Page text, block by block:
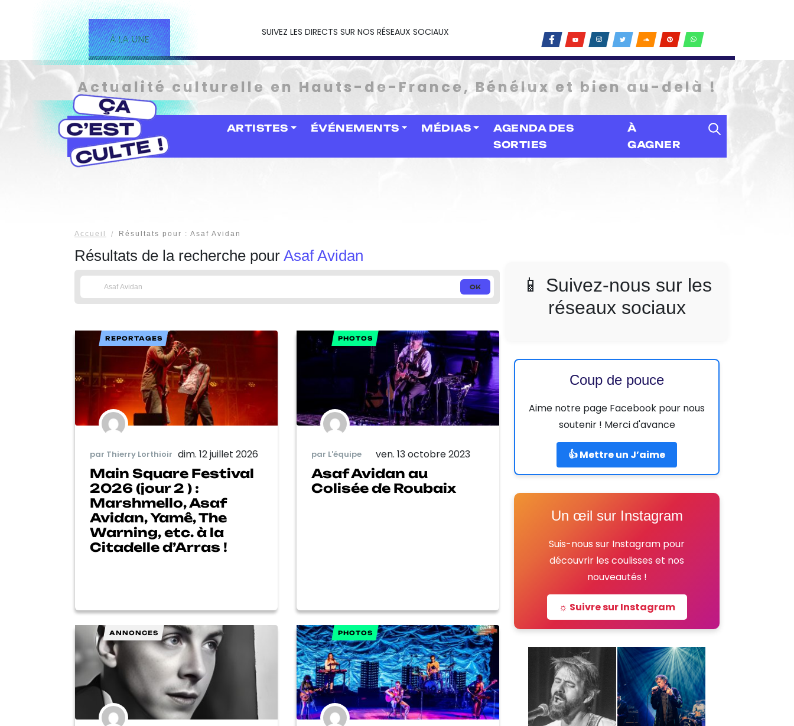
À LA UNE
SUIVEZ LES DIRECTS SUR NOS RÉSEAUX SOCIAUX
Actualité culturelle en Hauts-de-France, Bénélux et bien au-delà !
ARTISTES ÉVÉNEMENTS MÉDIAS
AGENDA DES
SORTIES
À
GAGNER
Accueil Résultats pour : Asaf Avidan
Résultats de la recherche pour Asaf Avidan
REPORTAGES
par Thierry Lorthioir dim. 12 juillet 2026
Main Square Festival
2026 (jour 2 ) :
Marshmello, Asaf
Avidan, Yamê, The
Warning, etc. à la
Citadelle d’Arras !
PHOTOS
par L'équipe ven. 13 octobre 2023
Asaf Avidan au
Colisée de Roubaix
ANNONCES PHOTOS
📱 Suivez-nous sur les
réseaux sociaux
Coup de pouce
Aime notre page Facebook pour nous
soutenir ! Merci d'avance
👍 Mettre un J’aime
Un œil sur Instagram
Suis-nous sur Instagram pour
découvrir les coulisses et nos
nouveautés !
☼ Suivre sur Instagram